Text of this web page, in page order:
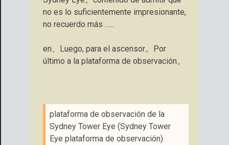
no es lo suficientemente impresionante,
no recuerdo más ......
en、Luego, para el ascensor。Por
último a la plataforma de observación。
plataforma de observación de la
Sydney Tower Eye (Sydney Tower
Eye plataforma de observación)